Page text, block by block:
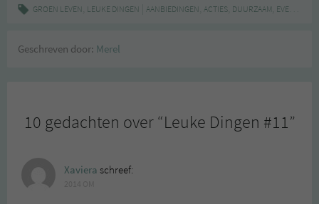
GROEN LEVEN, LEUKE DINGEN AANBIEDINGEN, ACTIES, DUURZAAM, EVENTS
Geschreven door: Merel
10 gedachten over “Leuke Dingen #11”
Xaviera schreef: